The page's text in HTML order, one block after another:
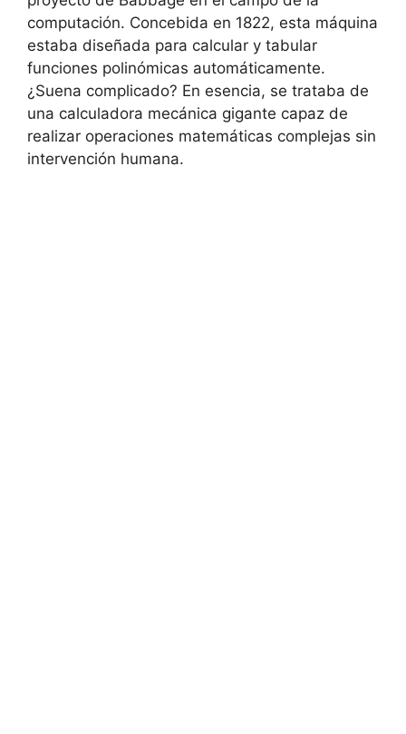
computación. Concebida en 1822, esta máquina
estaba diseñada para calcular y tabular
funciones polinómicas automáticamente.
¿Suena complicado? En esencia, se trataba de
una calculadora mecánica gigante capaz de
realizar operaciones matemáticas complejas sin
intervención humana.